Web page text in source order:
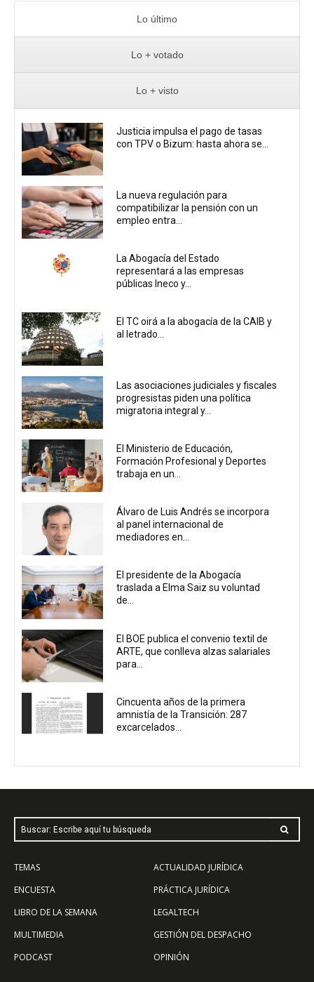
Lo último
Lo + votado
Lo + visto
Justicia impulsa el pago de tasas
con TPV o Bizum: hasta ahora se...
La nueva regulación para
compatibilizar la pensión con un
empleo entra...
La Abogacía del Estado
representará a las empresas
públicas Ineco y...
El TC oirá a la abogacía de la CAIB y
al letrado...
Las asociaciones judiciales y fiscales
progresistas piden una política
migratoria integral y...
El Ministerio de Educación,
Formación Profesional y Deportes
trabaja en un...
Álvaro de Luis Andrés se incorpora
al panel internacional de
mediadores en...
El presidente de la Abogacía
traslada a Elma Saiz su voluntad
de...
El BOE publica el convenio textil de
ARTE, que conlleva alzas salariales
para...
Cincuenta años de la primera
amnistía de la Transición: 287
excarcelados...
Buscar: Escribe aquí tu búsqueda
TEMAS
ENCUESTA
LIBRO DE LA SEMANA
MULTIMEDIA
PODCAST
ACTUALIDAD JURÍDICA
PRÁCTICA JURÍDICA
LEGALTECH
GESTIÓN DEL DESPACHO
OPINIÓN